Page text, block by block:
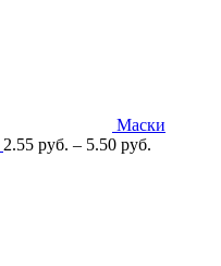
Маски
2.55 руб. – 5.50 руб.